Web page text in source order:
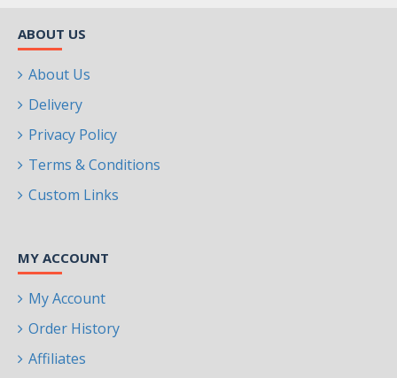
ABOUT US
About Us
Delivery
Privacy Policy
Terms & Conditions
Custom Links
MY ACCOUNT
My Account
Order History
Affiliates